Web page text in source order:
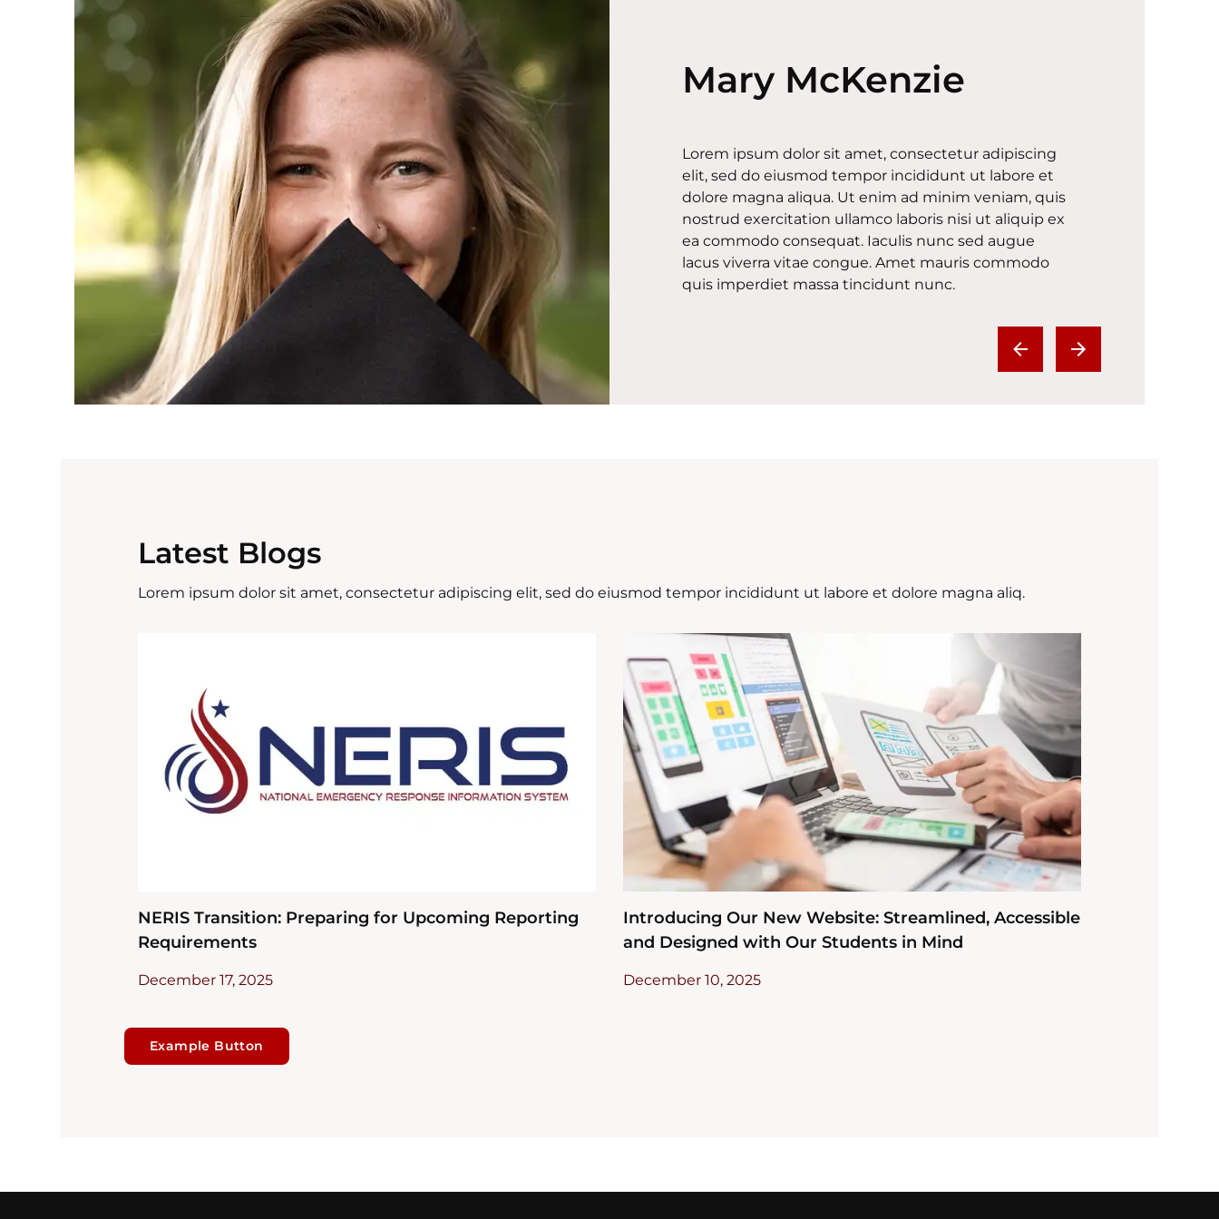
Mary McKenzie
Lorem ipsum dolor sit amet, consectetur adipiscing
elit, sed do eiusmod tempor incididunt ut labore et
dolore magna aliqua. Ut enim ad minim veniam, quis
nostrud exercitation ullamco laboris nisi ut aliquip ex
ea commodo consequat. Iaculis nunc sed augue
lacus viverra vitae congue. Amet mauris commodo
quis imperdiet massa tincidunt nunc.
Latest Blogs
Lorem ipsum dolor sit amet, consectetur adipiscing elit, sed do eiusmod tempor incididunt ut labore et dolore magna aliq.
NERIS Transition: Preparing for Upcoming Reporting
Requirements
December 17, 2025
Introducing Our New Website: Streamlined, Accessible
and Designed with Our Students in Mind
December 10, 2025
Example Button